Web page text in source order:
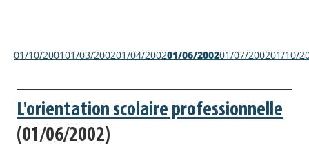
01/10/200101/03/200201/04/200201/06/200201/07/200201/10/
L'orientation scolaire professionnelle
(01/06/2002)